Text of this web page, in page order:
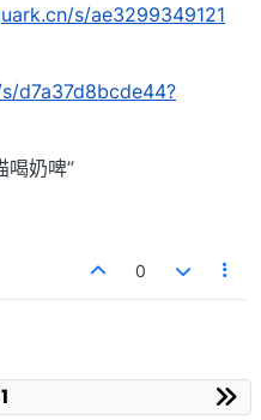
s/ae3299349121
d7a37d8bcde44?
喝奶啤”
0